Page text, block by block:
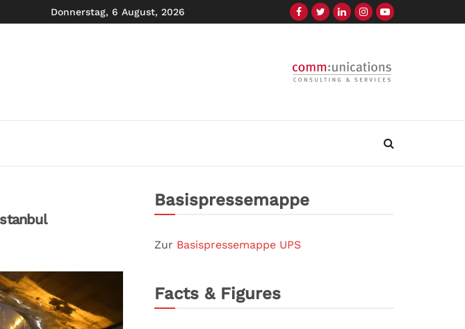
Donnerstag, 6 August, 2026
Basispressemappe
Zur Basispressemappe UPS
Facts & Figures